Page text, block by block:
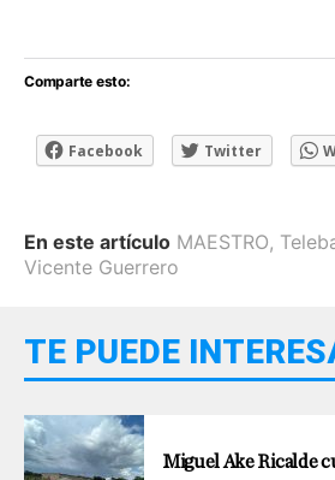
Comparte esto:
Facebook Twitter
En este artículo MAESTRO,
Vicente Guerrero
TE PUEDE
Miguel Ake Ricalde